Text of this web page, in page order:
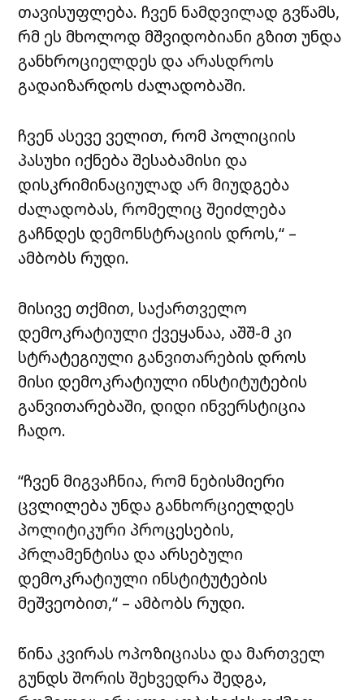
თავისუფლება. ჩვენ ნამდვილად გვწამს,
რმ ეს მხოლოდ მშვიდობიანი გზით უნდა
განხროციელდეს და არასდროს
გადაიზარდოს ძალადობაში.
ჩვენ ასევე ველით, რომ პოლიციის
პასუხი იქნება შესაბამისი და
დისკრიმინაციულად არ მიუდგება
ძალადობას, რომელიც შეიძლება
გაჩნდეს დემონსტრაციის დროს,“ –
ამბობს რუდი.
მისივე თქმით, საქართველო
დემოკრატიული ქვეყანაა, აშშ-მ კი
სტრატეგიული განვითარების დროს
მისი დემოკრატიული ინსტიტუტების
განვითარებაში, დიდი ინვერსტიცია
ჩადო.
“ჩვენ მიგვაჩნია, რომ ნებისმიერი
ცვლილება უნდა განხორციელდეს
პოლიტიკური პროცესების,
პრლამენტისა და არსებული
დემოკრატიული ინსტიტუტების
მეშვეობით,“ – ამბობს რუდი.
წინა კვირას ოპოზიციასა და მართველ
გუნდს შორის შეხვედრა შედგა,